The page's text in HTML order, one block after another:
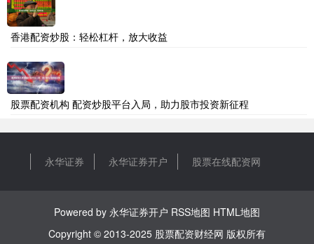
香港配资炒股：轻松杠杆，放大收益
股票配资机构 配资炒股平台入局，助力股市投资新征程
永华证券 永华证券开户 股票在线配资网
Powered by 永华证券开户 RSS地图 HTML地图
Copyright © 2013-2025 股票配资财经网 版权所有